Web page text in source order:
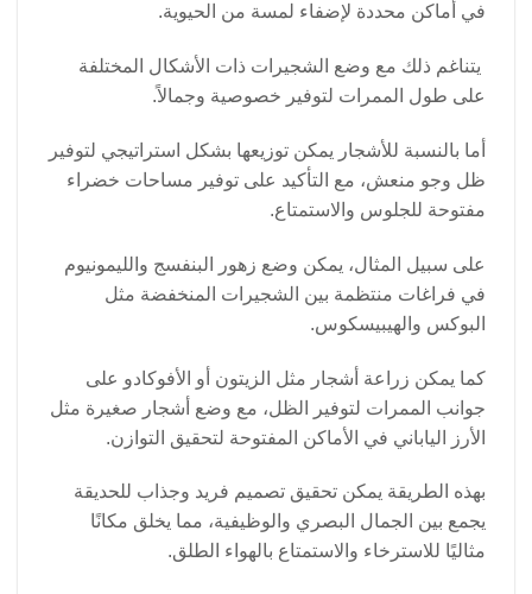
في أماكن محددة لإضفاء لمسة من الحيوية.
يتناغم ذلك مع وضع الشجيرات ذات الأشكال المختلفة
على طول الممرات لتوفير خصوصية وجمالاً.
أما بالنسبة للأشجار يمكن توزيعها بشكل استراتيجي لتوفير
ظل وجو منعش، مع التأكيد على توفير مساحات خضراء
مفتوحة للجلوس والاستمتاع.
على سبيل المثال، يمكن وضع زهور البنفسج والليمونيوم
في فراغات منتظمة بين الشجيرات المنخفضة مثل
البوكس والهيبيسكوس.
كما يمكن زراعة أشجار مثل الزيتون أو الأفوكادو على
جوانب الممرات لتوفير الظل، مع وضع أشجار صغيرة مثل
الأرز الياباني في الأماكن المفتوحة لتحقيق التوازن.
بهذه الطريقة يمكن تحقيق تصميم فريد وجذاب للحديقة
يجمع بين الجمال البصري والوظيفية، مما يخلق مكانًا
مثاليًا للاسترخاء والاستمتاع بالهواء الطلق.